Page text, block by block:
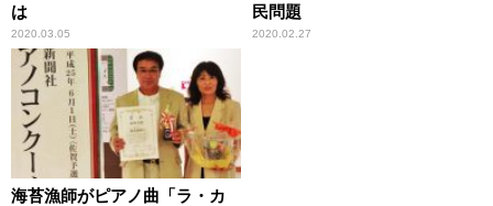
は
2020.03.05
民問題
2020.02.27
海苔漁師がピアノ曲「ラ・カ